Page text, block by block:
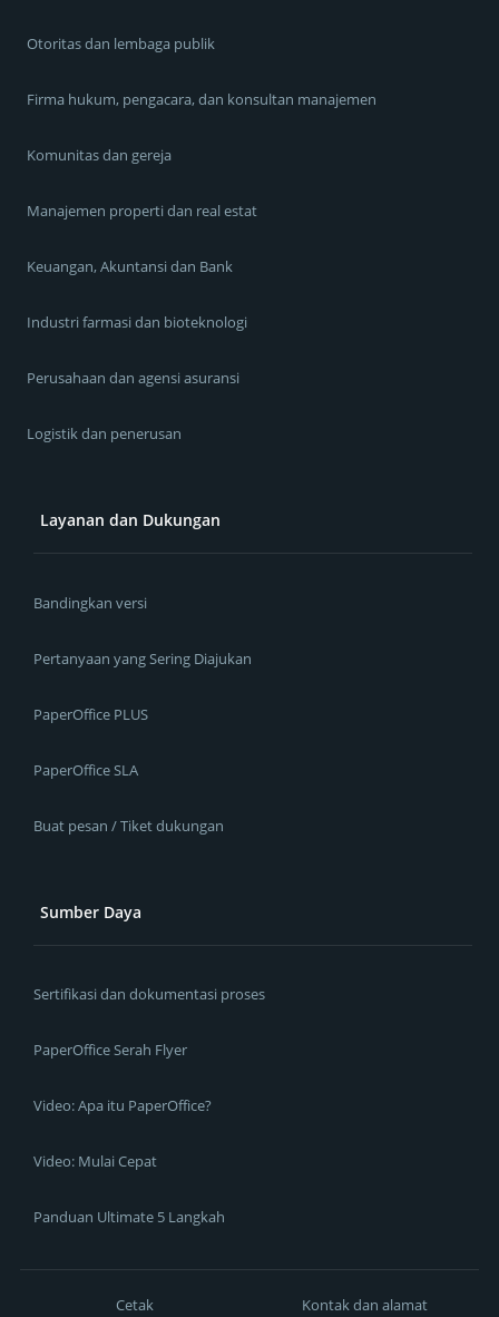
Otoritas dan lembaga publik
Firma hukum, pengacara, dan konsultan manajemen
Komunitas dan gereja
Manajemen properti dan real estat
Keuangan, Akuntansi dan Bank
Industri farmasi dan bioteknologi
Perusahaan dan agensi asuransi
Logistik dan penerusan
Layanan dan Dukungan
Bandingkan versi
Pertanyaan yang Sering Diajukan
PaperOffice PLUS
PaperOffice SLA
Buat pesan / Tiket dukungan
Sumber Daya
Sertifikasi dan dokumentasi proses
PaperOffice Serah Flyer
Video: Apa itu PaperOffice?
Video: Mulai Cepat
Panduan Ultimate 5 Langkah
Cetak Kontak dan alamat